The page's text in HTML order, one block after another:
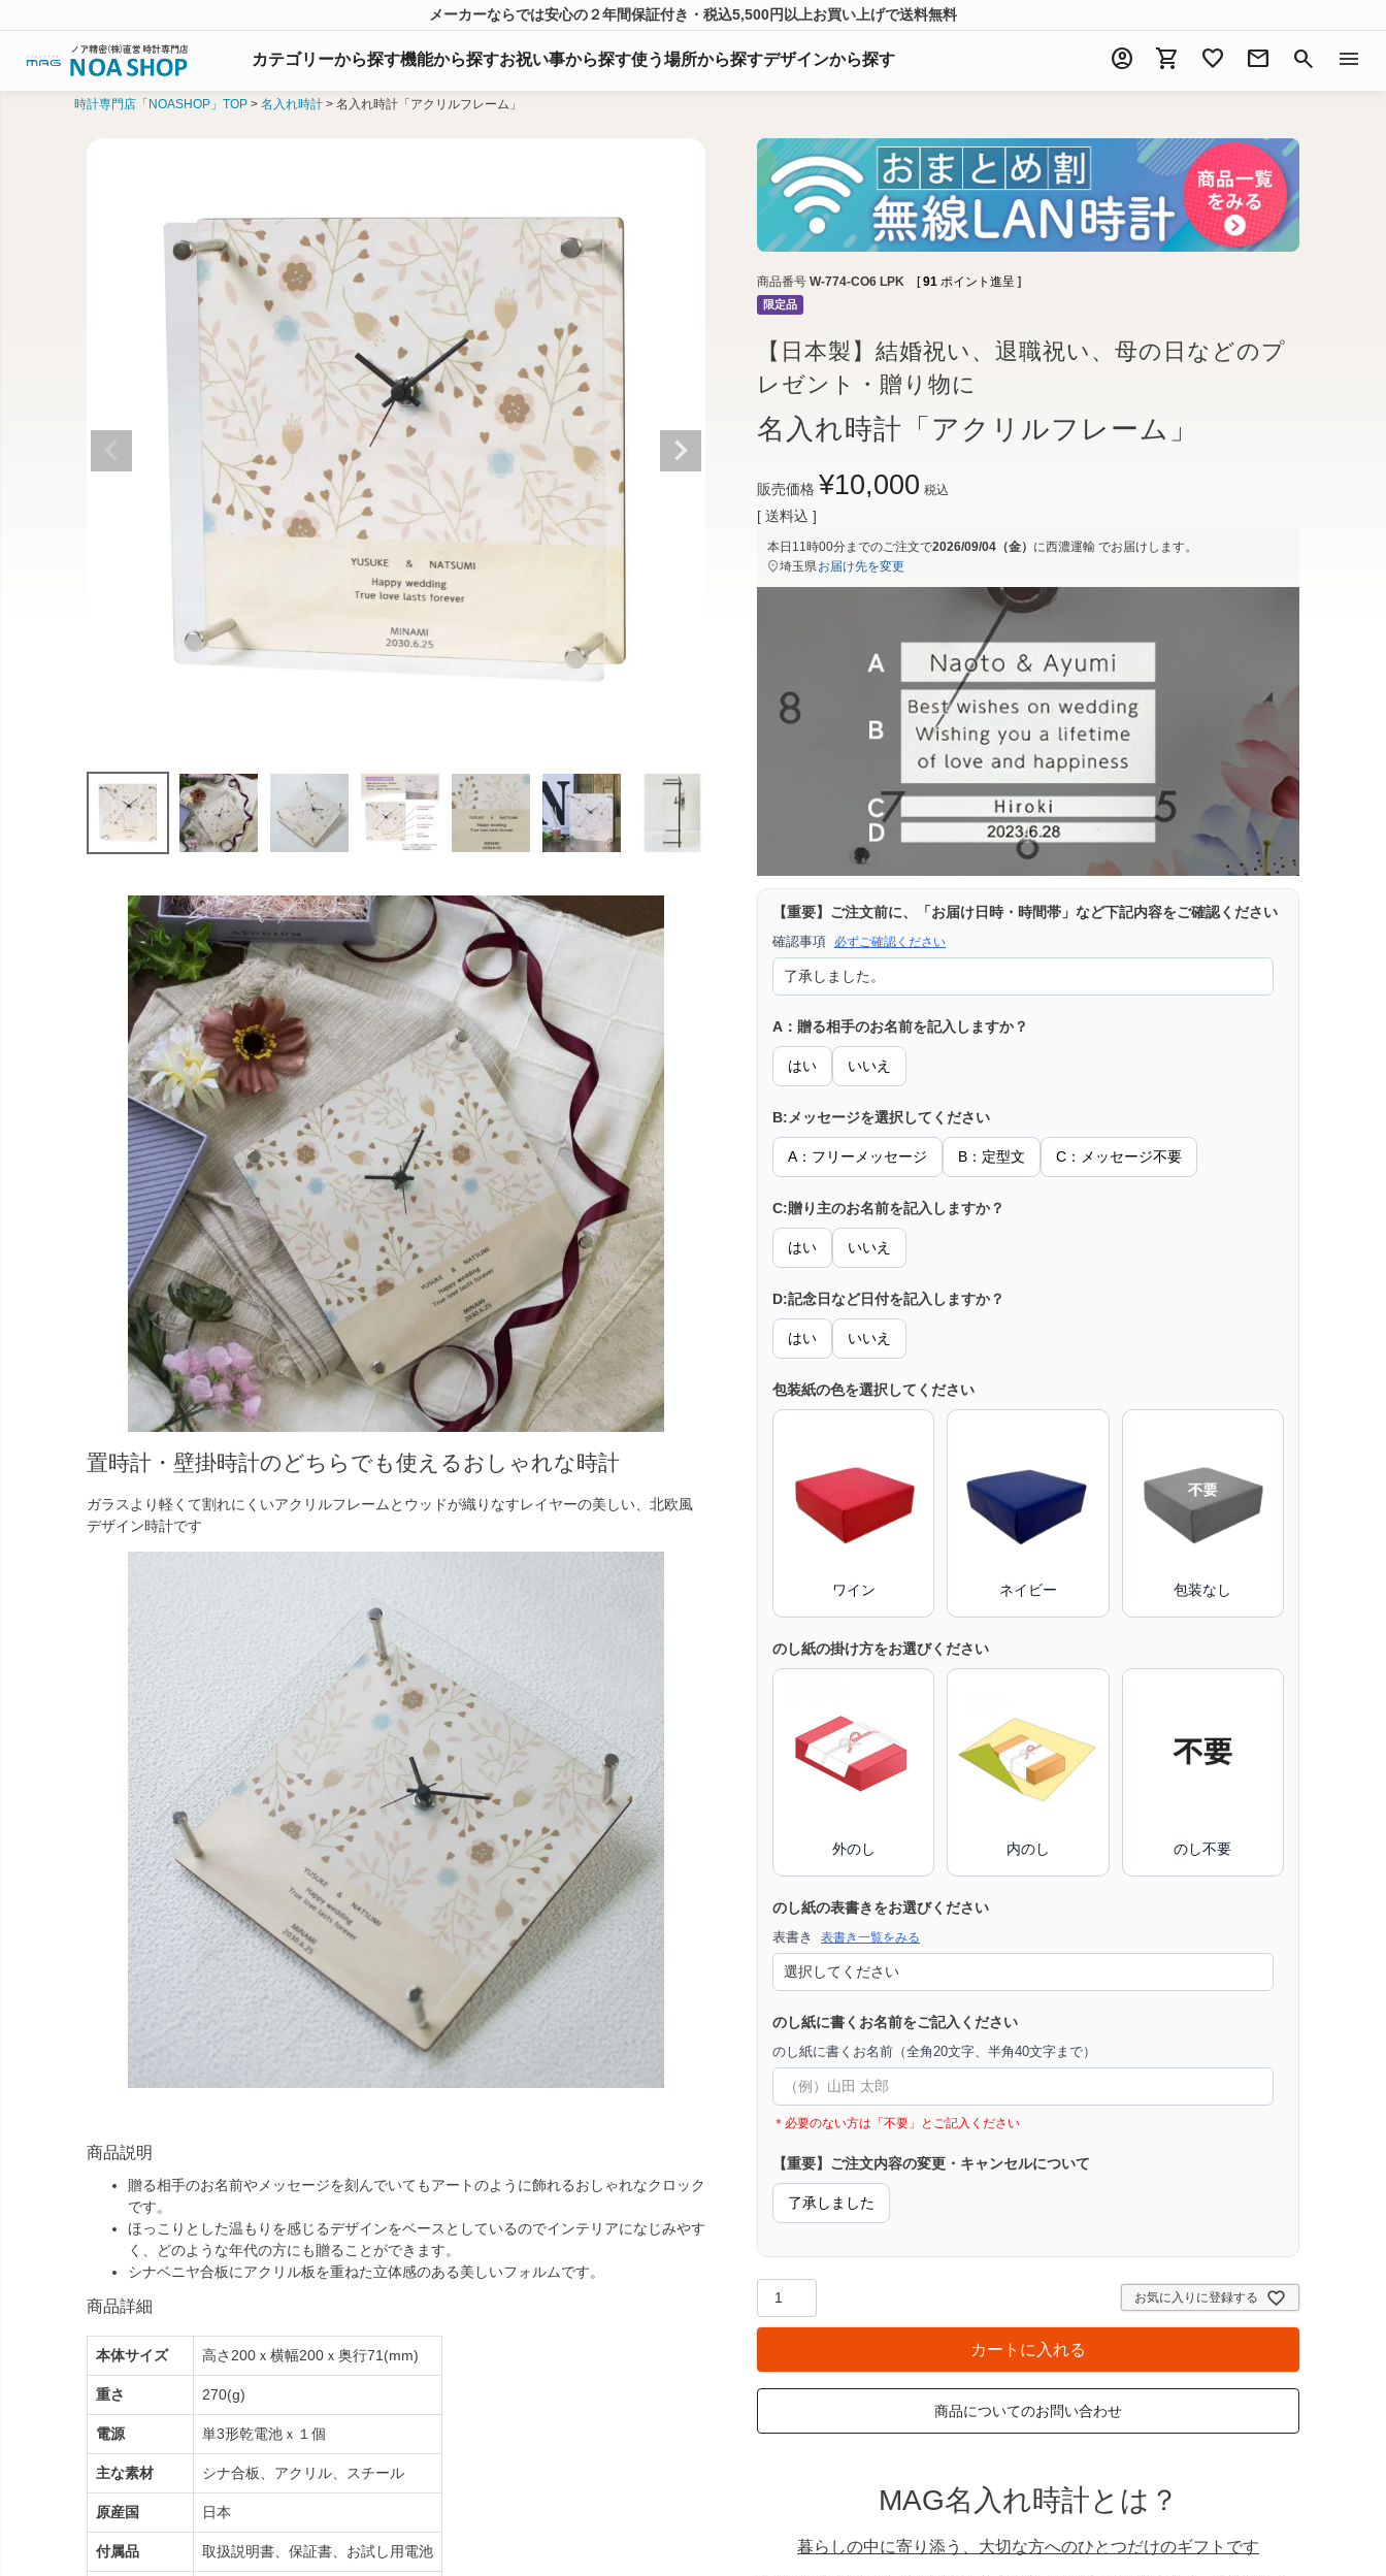
メーカーならでは安心の２年間保証付き・税込5,500円以上お買い上げで送料無料
カテゴリーから探す機能から探すお祝い事から探す使う場所から探すデザインから探す account_circle shopping_cart favorite mail search menu
時計専門店「NOASHOP」TOP 名入れ時計 名入れ時計「アクリルフレーム」
置時計・壁掛時計のどちらでも使えるおしゃれな時計
ガラスより軽くて割れにくいアクリルフレームとウッドが織りなすレイヤーの美しい、北欧風
デザイン時計です
商品説明
贈る相手のお名前やメッセージを刻んでいてもアートのように飾れるおしゃれなクロック
です。
ほっこりとした温もりを感じるデザインをベースとしているのでインテリアになじみやす
く、どのような年代の方にも贈ることができます。
シナベニヤ合板にアクリル板を重ねた立体感のある美しいフォルムです。
商品詳細
本体サイズ 高さ200ｘ横幅200ｘ奥行71(mm)
重さ 270(g)
電源 単3形乾電池ｘ１個
主な素材 シナ合板、アクリル、スチール
原産国 日本
付属品 取扱説明書、保証書、お試し用電池
商品番号 W-774-CO6 LPK [ 91 ポイント進呈 ]
限定品
【日本製】結婚祝い、退職祝い、母の日などのプ
レゼント・贈り物に
名入れ時計「アクリルフレーム」
販売価格 ¥10,000 税込
送料込
本日 11時00分までのご注文で2026/09/04（金） に西濃運輸 でお届けします。
埼玉県お届け先を変更
【重要】ご注文前に、「お届け日時・時間帯」など下記内容をご確認ください
確認事項 必ずご確認ください
A：贈る相手のお名前を記入しますか？
はい いいえ
B:メッセージを選択してください
A：フリーメッセージ B：定型文 C：メッセージ不要
C:贈り主のお名前を記入しますか？
はい いいえ
D:記念日など日付を記入しますか？
はい いいえ
包装紙の色を選択してください
ワイン ネイビー 包装なし
のし紙の掛け方をお選びください
外のし 内のし のし不要
のし紙の表書きをお選びください
表書き 表書き一覧をみる
のし紙に書くお名前をご記入ください
のし紙に書くお名前（全角20文字、半角40文字まで）
＊必要のない方は「不要」とご記入ください
【重要】ご注文内容の変更・キャンセルについて
了承しました
お気に入りに登録する
カートに入れる
商品についてのお問い合わせ
MAG名入れ時計とは？
暮らしの中に寄り添う、大切な方へのひとつだけのギフトです